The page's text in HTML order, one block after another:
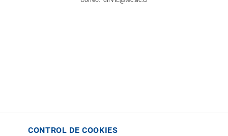
CONTROL DE COOKIES